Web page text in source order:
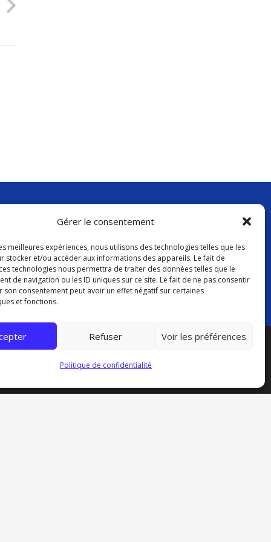
Gérer le consentement
meilleures expériences, nous utilisons des technologies telles que les
stocker et/ou accéder aux informations des appareils. Le fait de
technologies nous permettra de traiter des données telles que le
de navigation ou les ID uniques sur ce site. Le fait de ne pas consentir
son consentement peut avoir un effet négatif sur certaines
et fonctions.
Refuser Voir les préférences
Politique de confidentialité
Politique de confidentialité Mentions légales